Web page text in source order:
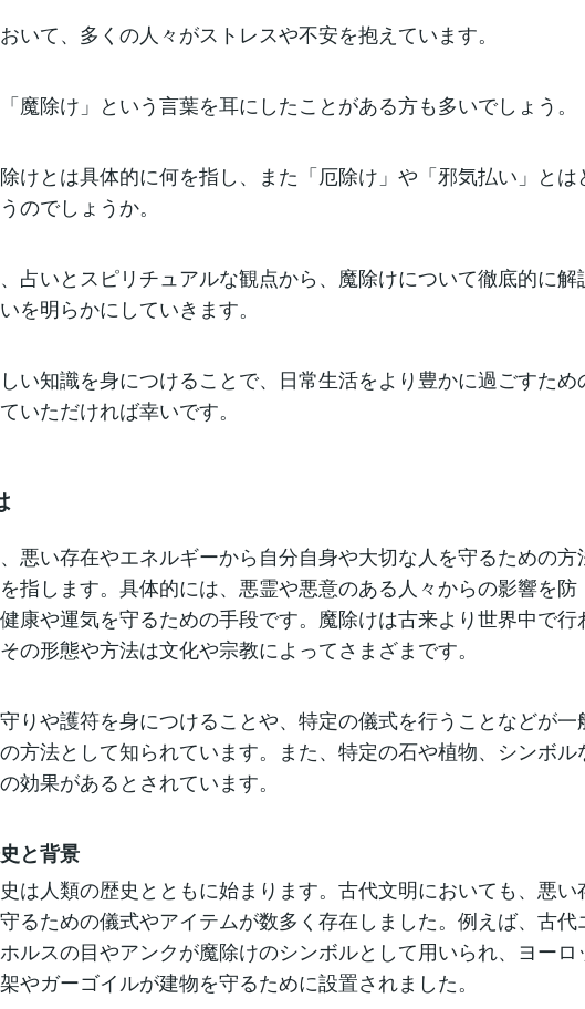
いて、多くの人々がストレスや不安を抱えています。
魔除け」という言葉を耳にしたことがある方も多いでしょう。
けとは具体的に何を指し、また「厄除け」や「邪気払い」とは
のでしょうか。
占いとスピリチュアルな観点から、魔除けについて徹底的に解
を明らかにしていきます。
い知識を身につけることで、日常生活をより豊かに過ごすため
いただければ幸いです。
悪い存在やエネルギーから自分自身や大切な人を守るための方
指します。具体的には、悪霊や悪意のある人々からの影響を防
康や運気を守るための手段です。魔除けは古来より世界中で行
の形態や方法は文化や宗教によってさまざまです。
りや護符を身につけることや、特定の儀式を行うことなどが一
方法として知られています。また、特定の石や植物、シンボル
効果があるとされています。
と背景
は人類の歴史とともに始まります。古代文明においても、悪い
るための儀式やアイテムが数多く存在しました。例えば、古代
ルスの目やアンクが魔除けのシンボルとして用いられ、ヨーロ
やガーゴイルが建物を守るために設置されました。